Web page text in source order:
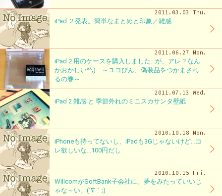
2011.03.03 Thu.
iPad ２発表。簡単なまとめと印象／雑感
2011.06.27 Mon.
iPad２用のケースを購入しました…が、アレ？なん
かおかしい^^;) ～ユコびん、偽装品をつかまされ
るの巻～
2011.07.13 Wed.
iPad 2 雑感 と 季節外れのミニスカサンタ壁紙
2010.10.18 Mon.
iPhoneも持ってないし、iPadも3Gじゃないけど…コ
レ欲しいな…100円だし
2010.10.15 Fri.
WillcomがSoftBank子会社に。夢をみたっていいじ
ゃな～い。(´∇｀;)